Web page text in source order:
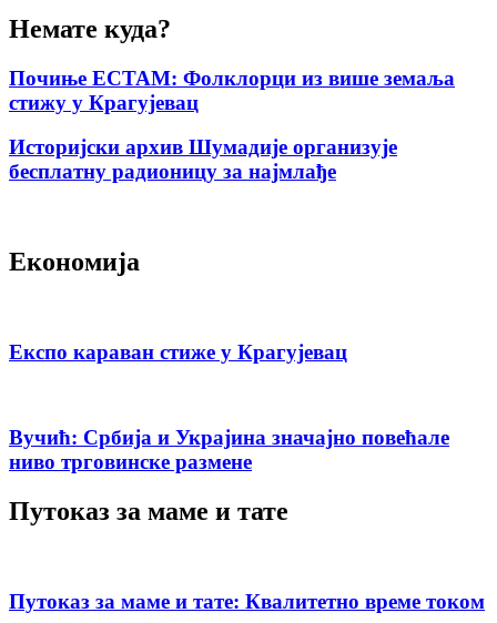
Немате куда?
Почиње ЕСТАМ: Фолклорци из више земаља
стижу у Крагујевац
Историјски архив Шумадије организује
бесплатну радионицу за најмлађе
Економија
Експо караван стиже у Крагујевац
Вучић: Србија и Украјина значајно повећале
ниво трговинске размене
Путоказ за маме и тате
Путоказ за маме и тате: Квалитетно време током